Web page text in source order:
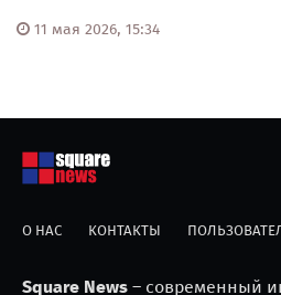
11 мая 2026, 15:34
О НАС КОНТАКТЫ
Square News – современный